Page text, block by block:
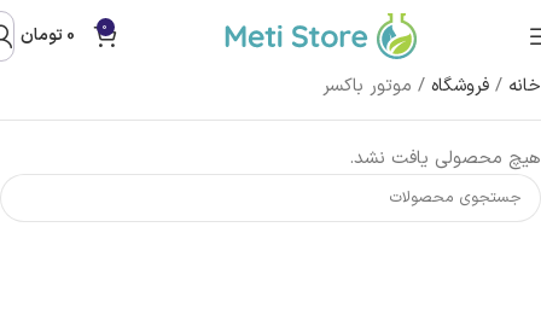
0
0تومان
خانه / فروشگاه / موتور باکسر
هیچ محصولی یافت نشد.